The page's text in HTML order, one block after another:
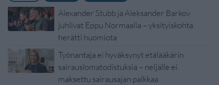
Alexander Stubb ja Aleksander Barkov
juhlivat Eppu Normaalia – yksityiskohta
herätti huomiota
Työnantaja ei hyväksynyt etälääkärin
sairauslomatodistuksia – neljälle ei
maksettu sairausajan palkkaa